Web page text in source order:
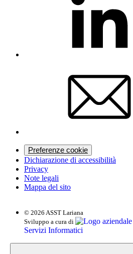
Preferenze cookie
Dichiarazione di accessibilità
Privacy
Note legali
Mappa del sito
© 2026 ASST Lariana
Sviluppo a cura di
Servizi Informatici